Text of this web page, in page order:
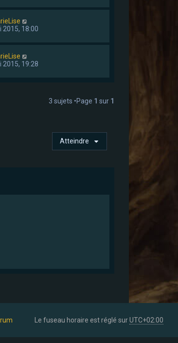
2015, 18:00
2015, 19:28
3 sujets •Page 1 sur 1
Atteindre
Le fuseau horaire est réglé surUTC+02:00